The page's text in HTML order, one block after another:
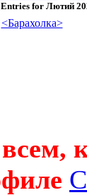
Entries for Лютий
<Барахолка>